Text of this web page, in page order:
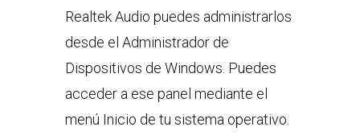
Realtek Audio puedes administrarlos
desde el Administrador de
Dispositivos de Windows. Puedes
acceder a ese panel mediante el
menú Inicio de tu sistema operativo.